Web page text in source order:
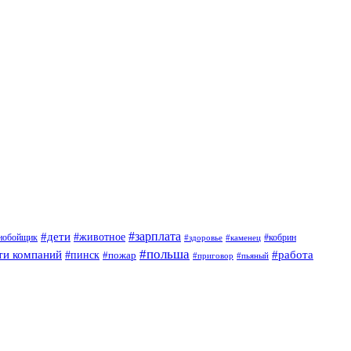
#дети #животное #зарплата #здоровье #каменец #кобрин
компаний #пинск #пожар #польша #приговор #пьяный #работа